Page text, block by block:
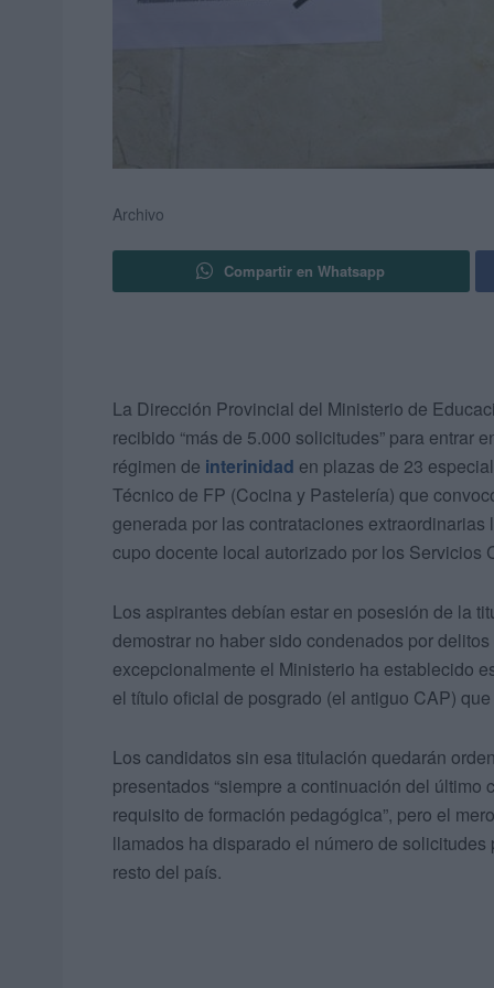
Archivo
Compartir en Whatsapp
La Dirección Provincial del Ministerio de
recibido “más de 5.000 solicitudes” para entrar
régimen de interinidad en plazas de 23
Técnico de FP (Cocina y Pastelería) que
generada por las contrataciones
cupo docente local autorizado por los Servicios
Los aspirantes debían estar en posesión de la
demostrar no haber sido condenados por
excepcionalmente el Ministerio ha establecido
el título oficial de posgrado (el antiguo CAP)
Los candidatos sin esa titulación quedarán
presentados “siempre a continuación del
requisito de formación pedagógica”, pero el
llamados ha disparado el número de
resto del país.